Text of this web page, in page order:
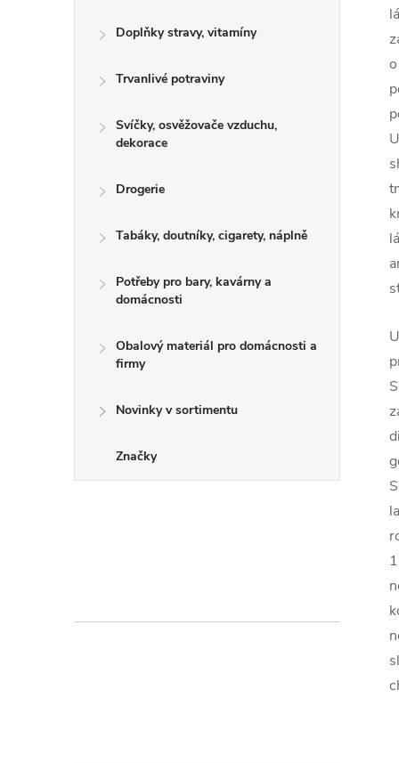
Doplňky stravy, vitamíny
Trvanlivé potraviny
Svíčky, osvěžovače vzduchu,
dekorace
Drogerie
Tabáky, doutníky, cigarety, náplně
Potřeby pro bary, kavárny a
domácnosti
Obalový materiál pro domácnosti a
firmy
Novinky v sortimentu
Značky